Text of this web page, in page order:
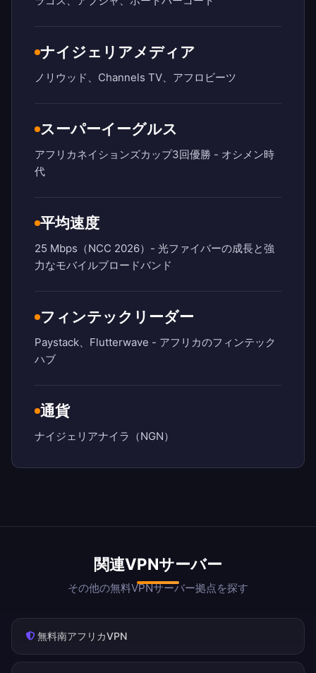
ナイジェリアメディア
ノリウッド、Channels TV、アフロビーツ
スーパーイーグルス
アフリカネイションズカップ3回優勝 - オシメン時
代
平均速度
25 Mbps（NCC 2026）- 光ファイバーの成長と強
力なモバイルブロードバンド
フィンテックリーダー
Paystack、Flutterwave - アフリカのフィンテック
ハブ
通貨
ナイジェリアナイラ（NGN）
関連VPNサーバー
その他の無料VPNサーバー拠点を探す
無料南アフリカVPN